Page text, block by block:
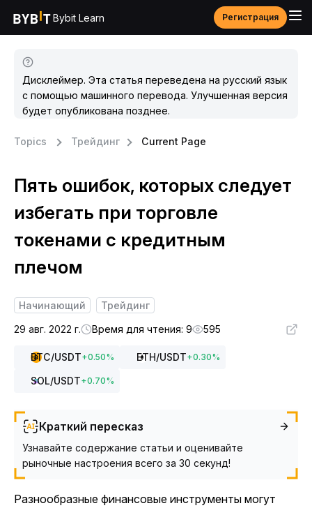
Bybit Learn Регистрация
Дисклеймер. Эта статья переведена на русский язык
с помощью машинного перевода. Улучшенная версия
будет опубликована позднее.
Topics Трейдинг Current Page
Пять ошибок, которых следует
избегать при торговле
токенами с кредитным
плечом
Начинающий
Трейдинг
29 авг. 2022 г.
Время для чтения: 9 595
BTC/USDT+0.50% ETH/USDT+0.30%
SOL/USDT+0.70%
Краткий пересказ
Узнавайте содержание статьи и оценивайте
рыночные настроения всего за 30 секунд!
Разнообразные финансовые инструменты могут